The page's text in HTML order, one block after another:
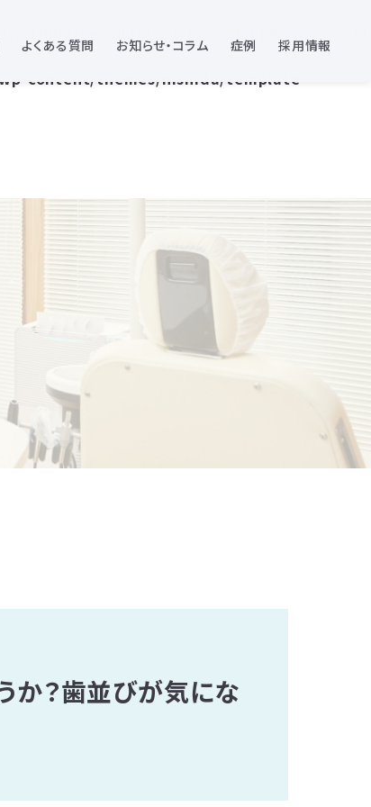
よくある質問 お知らせ・コラム 症例 採用情報
content/themes/nishida/template-
か？歯並びが気にな